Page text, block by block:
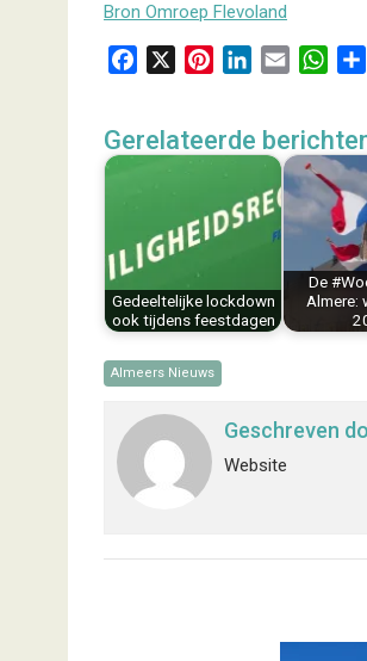
Bron Omroep Flevoland
e
k
t
e
t
k
d
i
l
W
t
s
A
p
p
Gerelateerde
Gedeeltelijke lockdown
ook tijdens feestdagen
De
Almere:
Almeers Nieuws
Geschreven
Website